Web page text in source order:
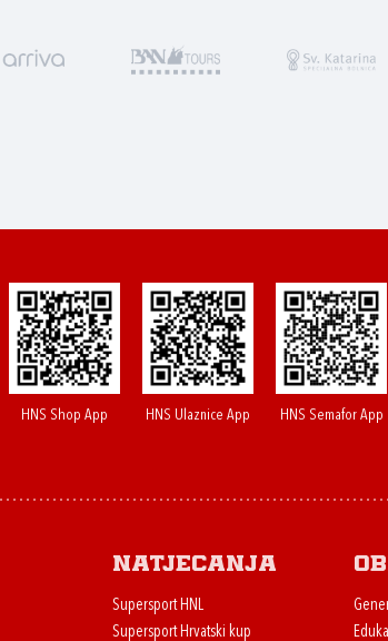
HNS Shop App HNS Ulaznice App HNS Semafor App
Natjecanja
Supersport HNL
Supersport Hrvatski kup